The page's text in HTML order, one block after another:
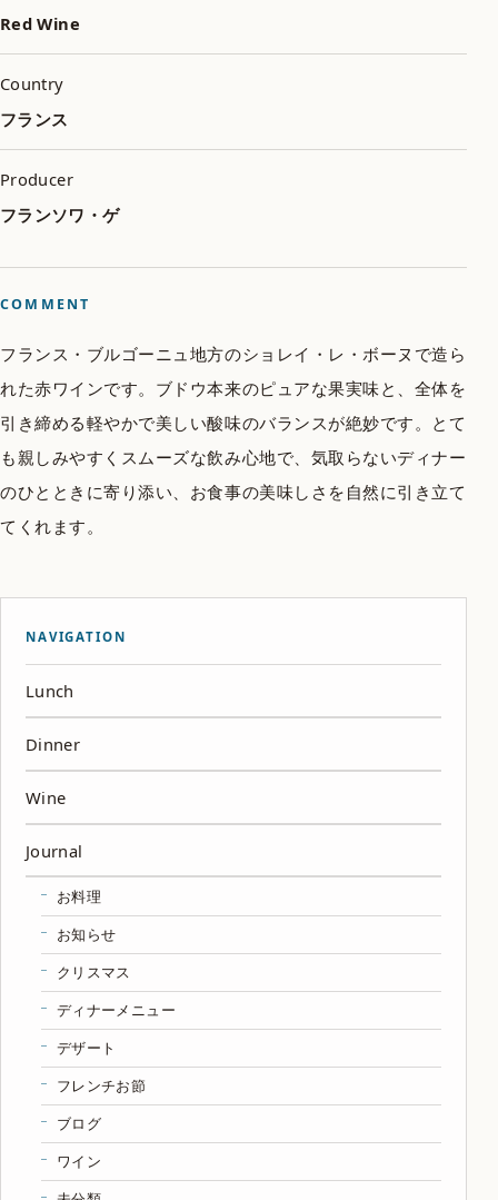
Red Wine
Country
フランス
Producer
フランソワ・ゲ
COMMENT
フランス・ブルゴーニュ地方のショレイ・レ・ボーヌで造ら
れた赤ワインです。ブドウ本来のピュアな果実味と、全体を
引き締める軽やかで美しい酸味のバランスが絶妙です。とて
も親しみやすくスムーズな飲み心地で、気取らないディナー
のひとときに寄り添い、お食事の美味しさを自然に引き立て
てくれます。
NAVIGATION
Lunch
Dinner
Wine
Journal
お料理
お知らせ
クリスマス
ディナーメニュー
デザート
フレンチお節
ブログ
ワイン